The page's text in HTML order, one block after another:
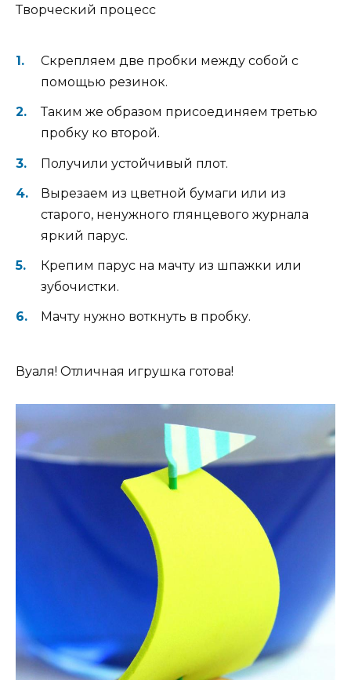
Творческий процесс
Скрепляем две пробки между собой с
помощью резинок.
Таким же образом присоединяем третью
пробку ко второй.
Получили устойчивый плот.
Вырезаем из цветной бумаги или из
старого, ненужного глянцевого журнала
яркий парус.
Крепим парус на мачту из шпажки или
зубочистки.
Мачту нужно воткнуть в пробку.
Вуаля! Отличная игрушка готова!